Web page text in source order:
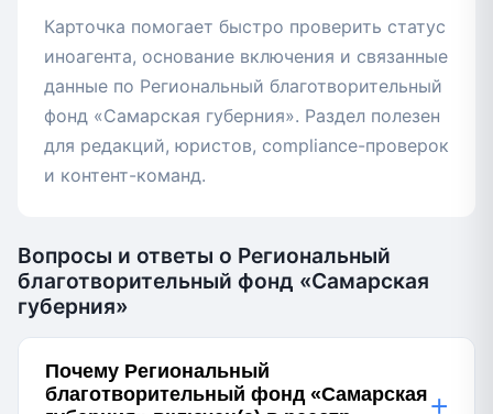
Карточка помогает быстро проверить статус
иноагента, основание включения и связанные
данные по Региональный благотворительный
фонд «Самарская губерния». Раздел полезен
для редакций, юристов, compliance-проверок
и контент-команд.
Вопросы и ответы о Региональный
благотворительный фонд «Самарская
губерния»
Почему Региональный
благотворительный фонд «Самарская +